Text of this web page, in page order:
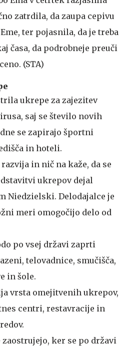
zatrdila, da zaupa cepivu
ter pojasnila, da je treba
časa, da podrobneje preuči
(STA)
ukrepe za zajezitev
saj se število novih
se zapirajo športni
in hoteli.
in nič na kaže, da se
ukrepov dejal
Niedzielski. Delodajalce je
meri omogočijo delo od
po vsej državi zaprti
telovadnice, smučišča,
in šole.
vrsta omejitvenih ukrepov,
centri, restavracije in
ker se po državi